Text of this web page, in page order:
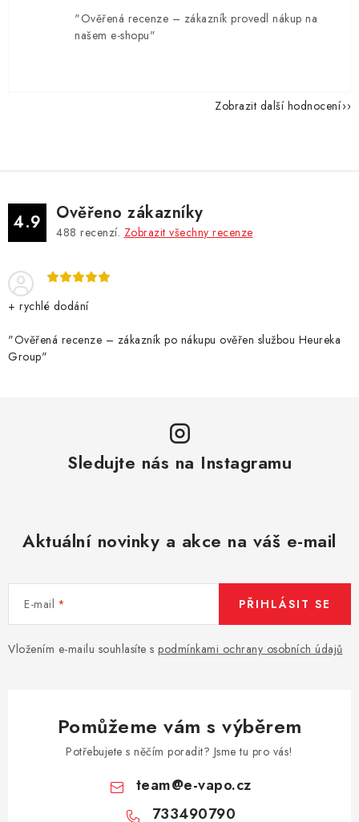
"Ověřená recenze – zákazník provedl nákup na
našem e-shopu"
Zobrazit další hodnocení
4.9 Ověřeno zákazníky
488 recenzí. Zobrazit všechny recenze
+ rychlé dodání
"Ověřená recenze – zákazník po nákupu ověřen službou Heureka
Group"
Sledujte nás na Instagramu
Aktuální novinky a akce na váš e-mail
E-mail
Vložením e-mailu souhlasíte s podmínkami ochrany osobních údajů
PŘIHLÁSIT SE
Pomůžeme vám s výběrem
Potřebujete s něčím poradit? Jsme tu pro vás!
team@e-vapo.cz
733490790